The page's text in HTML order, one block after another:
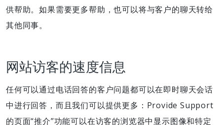
供帮助。如果需要更多帮助，也可以将与客户的聊天转给
其他同事。
网站访客的速度信息
任何可以通过电话回答的客户问题都可以在即时聊天会话
中进行回答，而且我们可以提供更多：Provide Support
的页面“推介”功能可以在访客的浏览器中显示图像和特定